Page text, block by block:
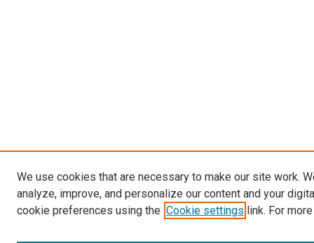
We use cookies that are necessary to make our site work.
analyze, improve, and personalize our content and your
cookie preferences using the Cookie settings link. For